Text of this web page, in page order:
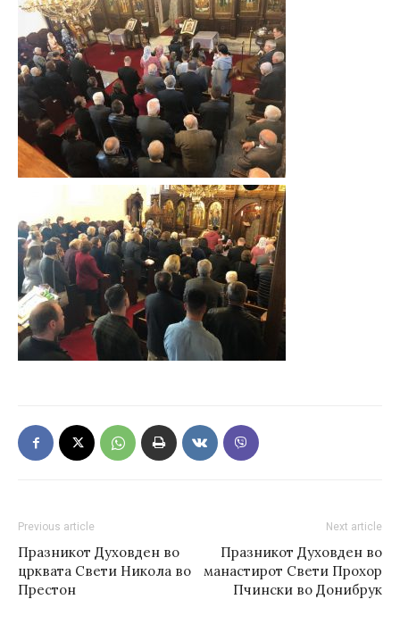
Previous article
Празникот Духовден во
црквата Свети Никола во
Престон
Next article
Празникот Духовден во
манастирот Свети Прохор
Пчински во Донибрук